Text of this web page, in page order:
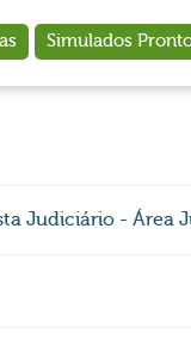
Simulados
Judiciário - Área